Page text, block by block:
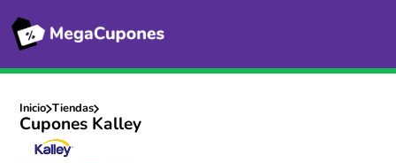
Inicio Tiendas
Cupones Kalley